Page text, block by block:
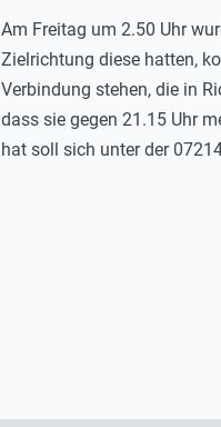
Am Freitag um 2.50 Uhr
Zielrichtung diese hatten,
Verbindung stehen, die in
dass sie gegen 21.15 Uhr
hat soll sich unter der